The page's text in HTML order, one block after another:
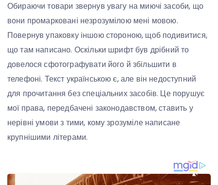
Обираючи товари звернув увагу на миючі засоби, що
вони промарковані незрозумілою мені мовою.
Повернув упаковку іншою стороною, щоб подивитися,
що там написано. Оскільки шрифт був дрібний то
довелося сфотографувати його й збільшити в
телефоні. Текст українською є, але він недоступний
для прочитання без спеціальних засобів. Це порушує
мої права, передбачені законодавством, ставить у
нерівні умови з тими, кому зрозуміле написане
крупнішими літерами.